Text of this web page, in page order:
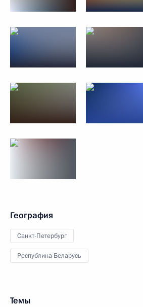
География
Санкт-Петербург
Республика Беларусь
Темы